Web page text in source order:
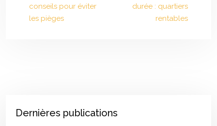
conseils pour éviter
les pièges
durée : quartiers
rentables
Dernières publications